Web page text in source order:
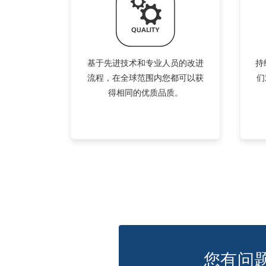
基于先进技术和专业人员的改进
流程，在全球范围内您都可以获
得相同的优质品质。
持
您有问